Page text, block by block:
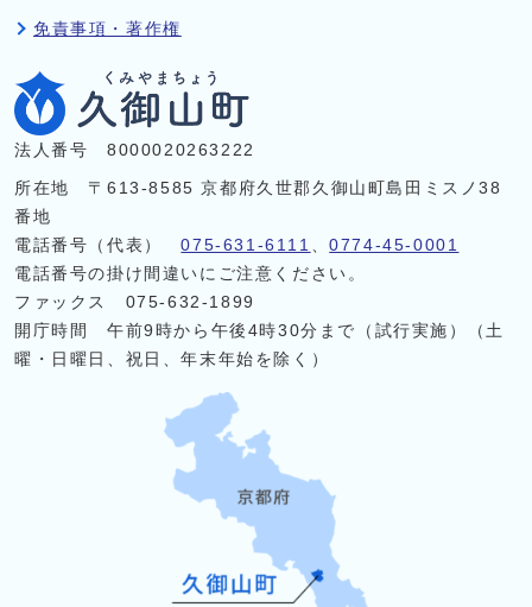
免責事項・著作権
法人番号 8000020263222
所在地 〒613-8585 京都府久世郡久御山町島田ミスノ38
番地
電話番号（代表）075-631-6111 、0774-45-0001
電話番号の掛け間違いにご注意ください。
ファックス 075-632-1899
開庁時間 午前9時から午後4時30分まで（試行実施）（土
曜・日曜日、祝日、年末年始を除く）